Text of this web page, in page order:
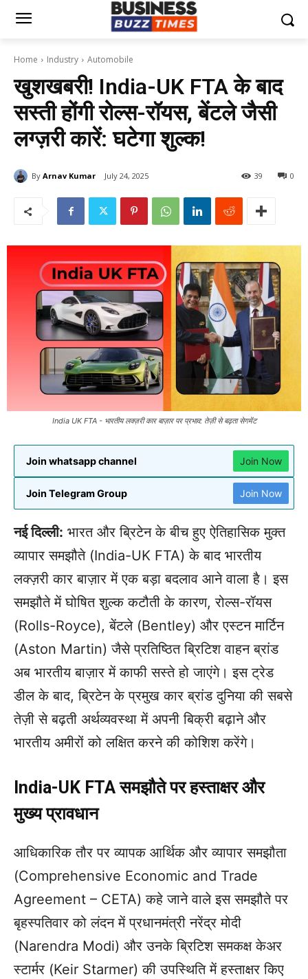
Home Industry Automobile
खुशखबरी! India-UK FTA के बाद
सस्ती होंगी रोल्स-रॉयस, बेंटले जैसी
लग्ज़री कारें: घटेगा शुल्क!
By Arnav Kumar July 24, 2025 0
39
India UK FTA - भारतीय लक्ज़री कार बाज़ार पर प्रभाव: तेज़ी से बढ़ता सेगमेंट
Join whatsapp channel Join Now
Join Telegram Group Join Now
नई दिल्ली: भारत और ब्रिटेन के बीच हुए ऐतिहासिक मुक्त
व्यापार समझौते (India-UK FTA) के बाद भारतीय
लक्ज़री कार बाज़ार में एक बड़ा बदलाव आने वाला है। इस
समझौते में घोषित शुल्क कटौती के कारण, रोल्स-रॉयस
(Rolls-Royce), बेंटले (Bentley) और एस्टन मार्टिन
(Aston Martin) जैसे प्रतिष्ठित ब्रिटिश वाहन ब्रांड
अब भारतीय बाज़ार में काफी सस्ते हो जाएंगे। इस ट्रेड
डील के बाद, ब्रिटेन के प्रमुख कार ब्रांड दुनिया की सबसे
तेज़ी से बढ़ती अर्थव्यवस्था में अपनी बिक्री बढ़ाने और
भारतीय अमीरों को लक्षित करने की कोशिश करेंगे।
India-UK FTA समझौते पर हस्ताक्षर और
मुख्य प्रावधान
आधिकारिक तौर पर व्यापक आर्थिक और व्यापार समझौता
(Comprehensive Economic and Trade
Agreement – CETA) कहे जाने वाले इस समझौते पर
बृहस्पतिवार को लंदन में प्रधानमंत्री नरेंद्र मोदी
(Narendra Modi) और उनके ब्रिटिश समकक्ष केअर
स्टार्मर (Keir Starmer) की उपस्थिति में हस्ताक्षर किए